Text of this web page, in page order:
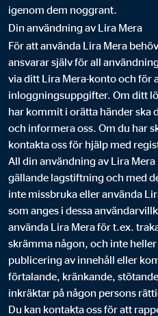
igenom dem noggrant.
Din användning av Lira Mera
För att använda Lira Mera
ansvarar själv för all
via ditt Lira Mera-konto och för
inloggningsuppgifter. Om ditt
har kommit i orätta händer ska
och informera oss. Om du har
kontakta oss för hjälp med
All din användning av Lira
gällande lagstiftning och med
inte missbruka eller använda
som anges i dessa
använda Lira Mera för t.ex.
skrämma någon, och inte
publicering av innehåll eller
förtalande, kränkande,
inkräktar på någon persons
Du kan kontakta oss för att